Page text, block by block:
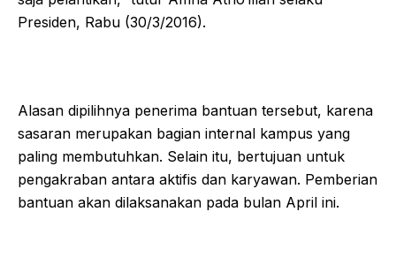
Presiden, Rabu (30/3/2016).
Alasan dipilihnya penerima bantuan tersebut, karena
sasaran merupakan bagian internal kampus yang
paling membutuhkan. Selain itu, bertujuan untuk
pengakraban antara aktifis dan karyawan. Pemberian
bantuan akan dilaksanakan pada bulan April ini.